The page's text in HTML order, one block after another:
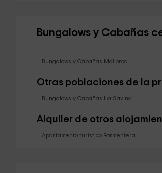
Bungalows y Cabañas
Bungalows y Cabañas Mallorca
Otras poblaciones de la
Bungalows y Cabañas La Savina
Alquiler de otros
Apartamento turístico Formentera